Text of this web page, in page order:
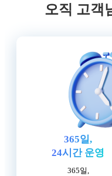
오직 고객
365일,
24시간 운영
365일,